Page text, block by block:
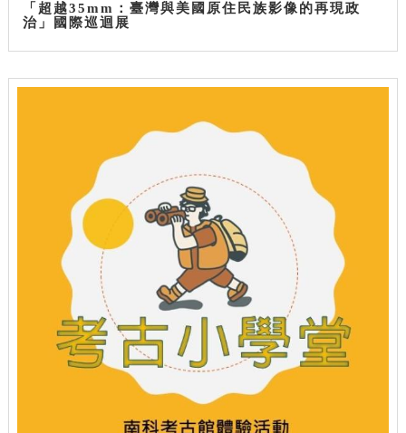
「超越35mm：臺灣與美國原住民族影像的再現政
治」國際巡迴展